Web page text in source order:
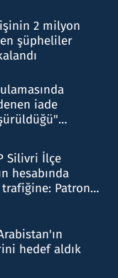
2 milyon
şüpheliler
iade
Silivri İlçe
hesabında
Patron
hedef aldık